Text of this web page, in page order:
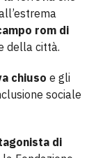
rom di
della città.
chiuso e gli
sociale
di